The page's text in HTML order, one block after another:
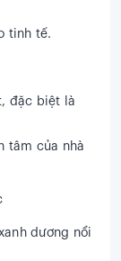
tinh tế.
đặc biệt là
tâm của nhà
dương nổi